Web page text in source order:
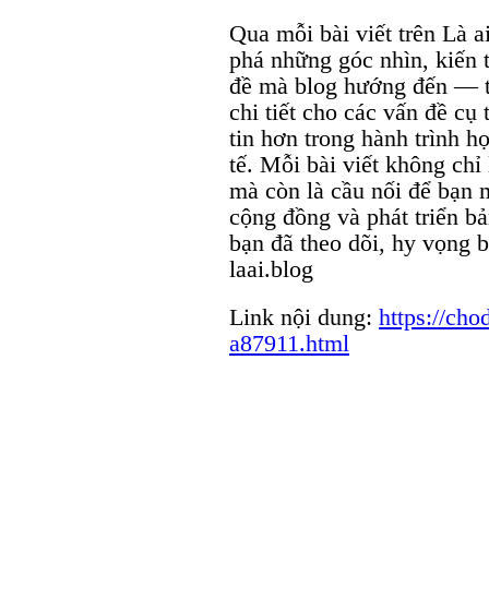
Qua mỗi bài viết trên Là
phá những góc nhìn, kiến
đề mà blog hướng đến —
chi tiết cho các vấn đề
tin hơn trong hành trình
tế. Mỗi bài viết không chỉ
mà còn là cầu nối để bạn
cộng đồng và phát triển
bạn đã theo dõi, hy vọng
laai.blog
Link nội dung: https://
a87911.html